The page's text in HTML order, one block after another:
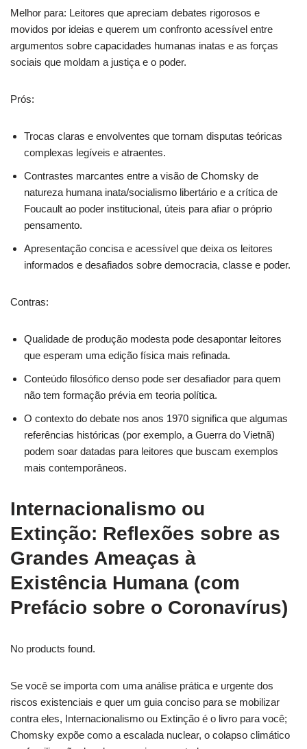
Melhor para: Leitores que apreciam debates rigorosos e
movidos por ideias e querem um confronto acessível entre
argumentos sobre capacidades humanas inatas e as forças
sociais que moldam a justiça e o poder.
Prós:
Trocas claras e envolventes que tornam disputas teóricas
complexas legíveis e atraentes.
Contrastes marcantes entre a visão de Chomsky de
natureza humana inata/socialismo libertário e a crítica de
Foucault ao poder institucional, úteis para afiar o próprio
pensamento.
Apresentação concisa e acessível que deixa os leitores
informados e desafiados sobre democracia, classe e poder.
Contras:
Qualidade de produção modesta pode desapontar leitores
que esperam uma edição física mais refinada.
Conteúdo filosófico denso pode ser desafiador para quem
não tem formação prévia em teoria política.
O contexto do debate nos anos 1970 significa que algumas
referências históricas (por exemplo, a Guerra do Vietnã)
podem soar datadas para leitores que buscam exemplos
mais contemporâneos.
Internacionalismo ou
Extinção: Reflexões sobre as
Grandes Ameaças à
Existência Humana (com
Prefácio sobre o Coronavírus)
No products found.
Se você se importa com uma análise prática e urgente dos
riscos existenciais e quer um guia conciso para se mobilizar
contra eles, Internacionalismo ou Extinção é o livro para você;
Chomsky expõe como a escalada nuclear, o colapso climático